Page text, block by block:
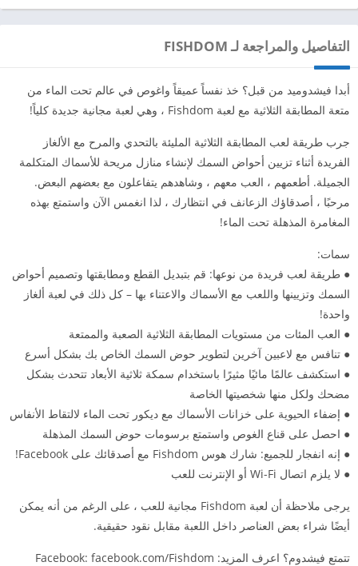
التفاصيل والمراجعة لـ FISHDOM
أبدا فيشدوميد من قبل؟ خذ نفساً عميقاً واغوص في عالم تحت الماء من
متعة المطابقة الثلاثية مع لعبة Fishdom ، وهي لعبة مجانية جديدة كلياً!
جرب طريقة لعب المطابقة الثلاثية المليئة بالتحدي والمرح مع الألغاز
الفريدة أثناء تزيين أحواض السمك لإنشاء منازل مريحة للأسماك المتكلمة
الجميلة. أطعمهم ، العب معهم ، وشاهدهم يتفاعلون مع بعضهم البعض.
مرحبًا ، أصدقاؤك الزعانف في انتظارك ، لذا انغمس الآن واستمتع بهذه
المغامرة المذهلة تحت الماء!
سمات:
● طريقة لعب فريدة من نوعها: قم بتبديل القطع ومطابقتها وتصميم أحواض
السمك وتزيينها واللعب مع الأسماك والاعتناء بها – كل ذلك في لعبة ألغاز
واحدة!
● العب المئات من مستويات المطابقة الثلاثية الصعبة والممتعة
● تنافس مع لاعبين آخرين لتطوير حوض السمك الخاص بك بشكل أسرع
● استكشف عالمًا مائيًا مثيرًا باستخدام سمكة ثلاثية الأبعاد تتحدث بشكل
مضحك ولكل منها شخصيتها الخاصة
● إضفاء الحيوية على خزانات الأسماك مع ديكور تحت الماء لالتقاط الأنفاس
● احصل على قناع الغوص واستمتع برسومات حوض السمك المذهلة
● إنه انفجار للجميع: شارك هوس Fishdom مع أصدقائك على Facebook!
● لا يلزم اتصال Wi-Fi أو الإنترنت للعب
يرجى ملاحظة أن لعبة Fishdom مجانية للعب ، على الرغم من أنه يمكن
أيضًا شراء بعض العناصر داخل اللعبة مقابل نقود حقيقية.
تتمتع فيشدوم؟ اعرف المزيد: Facebook: facebook.com/Fishdom